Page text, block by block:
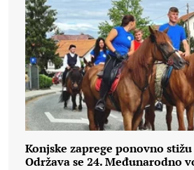
Konjske zaprege ponovno
Održava se 24. Međunarodno